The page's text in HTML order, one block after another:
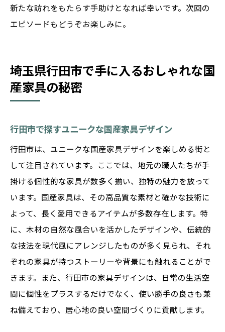
新たな訪れをもたらす手助けとなれば幸いです。次回の
エピソードもどうぞお楽しみに。
埼玉県行田市で手に入るおしゃれな国
産家具の秘密
行田市で探すユニークな国産家具デザイン
行田市は、ユニークな国産家具デザインを楽しめる街と
して注目されています。ここでは、地元の職人たちが手
掛ける個性的な家具が数多く揃い、独特の魅力を放って
います。国産家具は、その高品質な素材と確かな技術に
よって、長く愛用できるアイテムが多数存在します。特
に、木材の自然な風合いを活かしたデザインや、伝統的
な技法を現代風にアレンジしたものが多く見られ、それ
ぞれの家具が持つストーリーや背景にも触れることがで
きます。また、行田市の家具デザインは、日常の生活空
間に個性をプラスするだけでなく、使い勝手の良さも兼
ね備えており、居心地の良い空間づくりに貢献します。